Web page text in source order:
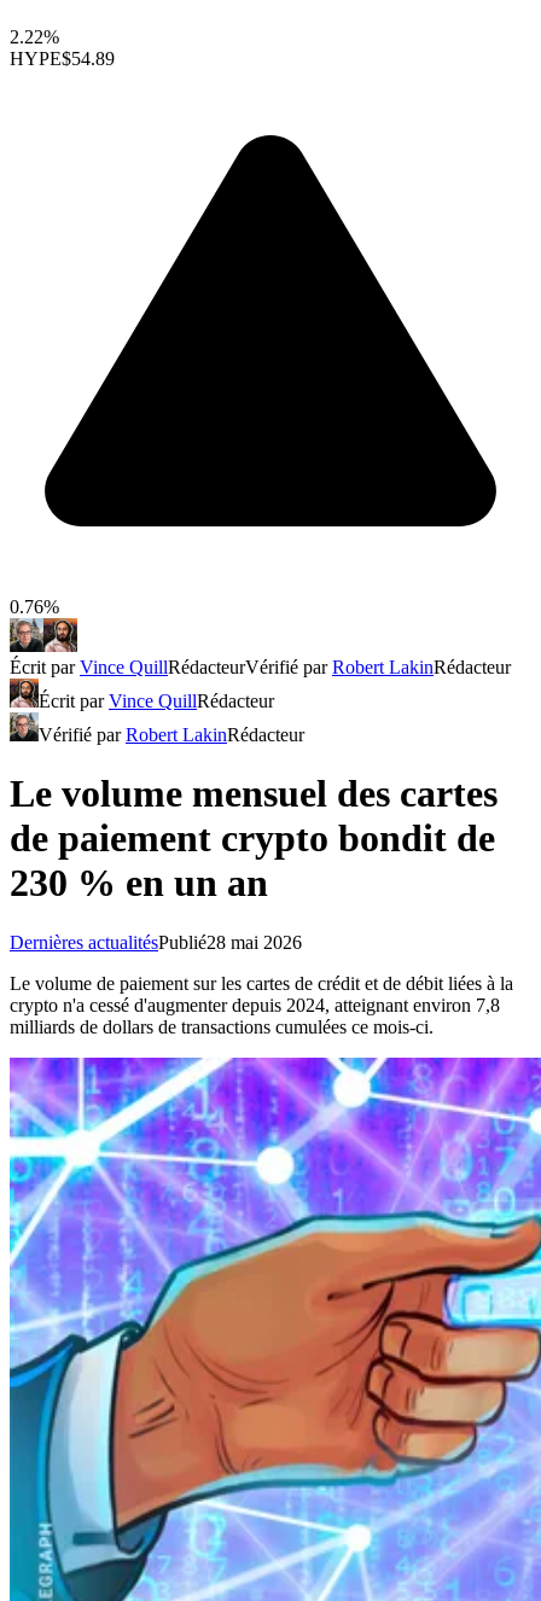
2.22%
HYPE$54.89
0.76%
Écrit parVince QuillRédacteurVérifié parRobert LakinRédacteur
Écrit parVince QuillRédacteur
Vérifié parRobert LakinRédacteur
Le volume mensuel des cartes
de paiement crypto bondit de
230 % en un an
Dernières actualitésPublié28 mai 2026
Le volume de paiement sur les cartes de crédit et de débit liées à la
crypto n'a cessé d'augmenter depuis 2024, atteignant environ 7,8
milliards de dollars de transactions cumulées ce mois-ci.